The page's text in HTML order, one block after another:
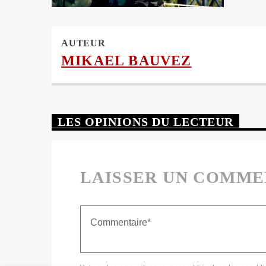
AUTEUR
MIKAEL BAUVEZ
LES OPINIONS DU LECTEUR
LAISSER UN